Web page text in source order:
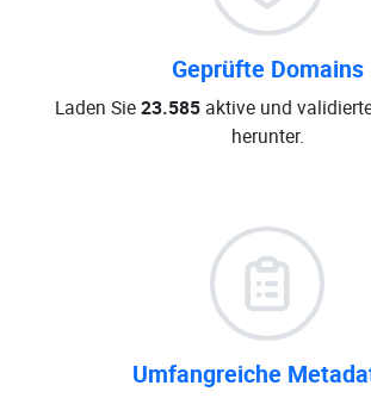
Geprüfte Domains
Laden Sie23.585aktive und
herunter.
Umfangreiche